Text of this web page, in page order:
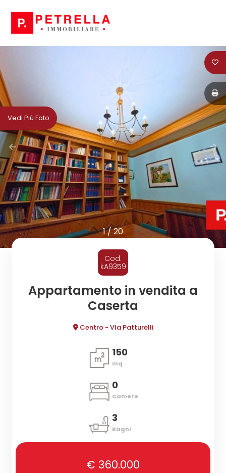
1/20
Vedi Più Foto
Cod.
kA9359
Appartamento in vendita a
Caserta
Centro - VIa Patturelli
150
mq
0
Camere
3
Bagni
€ 360.000
HOME
IN
VENDITA
IN
AFFITTO
NEWS
CONTATTI
Codice
Qualsiasi
Vendita
Affitto
Scegli
dove
cercare
Comune